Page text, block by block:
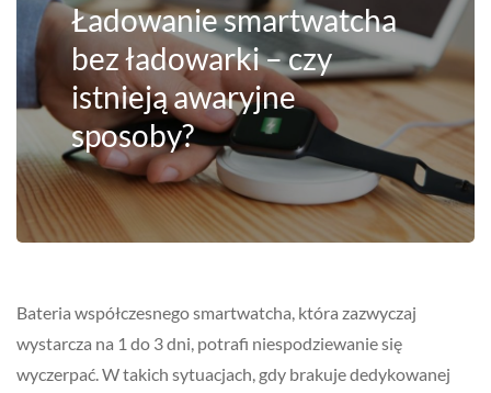
Ładowanie smartwatcha
bez ładowarki – czy
istnieją awaryjne
sposoby?
Bateria współczesnego smartwatcha, która zazwyczaj
wystarcza na 1 do 3 dni, potrafi niespodziewanie się
wyczerpać. W takich sytuacjach, gdy brakuje dedykowanej